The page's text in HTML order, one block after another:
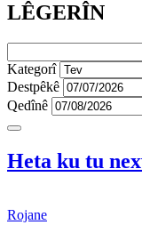
LÊGERÎN
Kategorî
Destpêkê
Qedînê
Heta ku tu
Rojane